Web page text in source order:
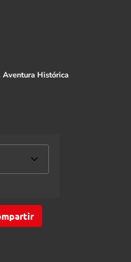
Aventura Histórica